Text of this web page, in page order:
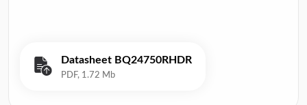
Datasheet BQ24750RHDR